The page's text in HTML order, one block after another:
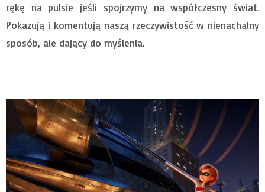
rękę na pulsie jeśli spojrzymy na współczesny świat.
Pokazują i komentują naszą rzeczywistość w nienachalny
sposób, ale dający do myślenia.